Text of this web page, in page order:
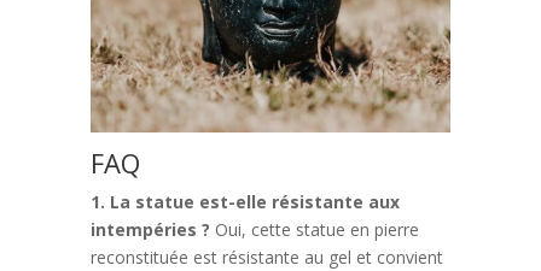
FAQ
1. La statue est-elle résistante aux
intempéries ? Oui, cette statue en pierre
reconstituée est résistante au gel et convient